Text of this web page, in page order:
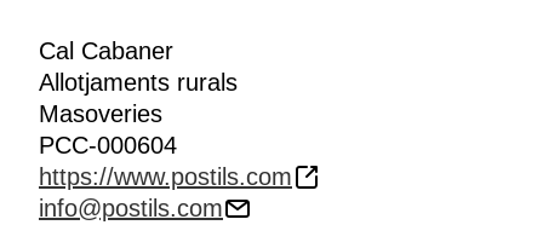
Cal Cabaner
Allotjaments rurals
Masoveries
PCC-000604
https://www.postils.com
info@postils.com